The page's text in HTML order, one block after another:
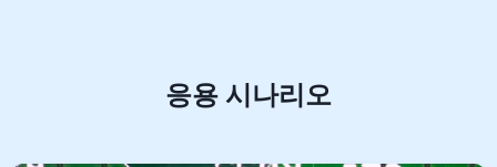
응용 시나리오